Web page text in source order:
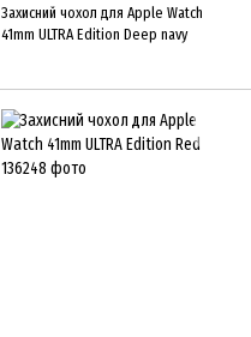
Захисний чохол для Apple Watch
41mm ULTRA Edition Deep navy